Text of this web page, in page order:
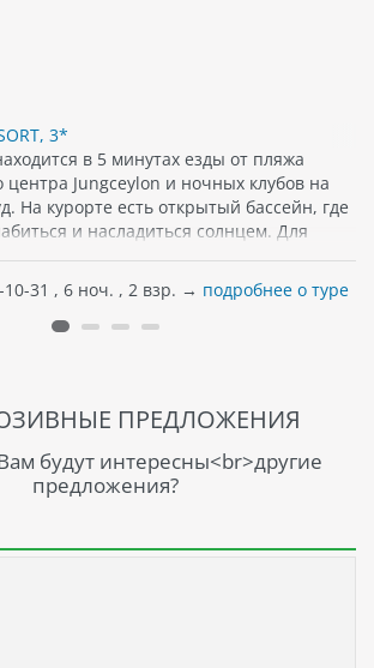
3*
в 5 минутах езды от пляжа
центра Jungceylon и ночных клубов на
На курорте есть открытый бассейн, где
и насладиться солнцем. Для
номера, которые оснащены
спутниковым/кабельным
Бесплатный Wi-Fi
на всей территории отеля, что позволяет
кухни в ресторане у бассейна. Можно
поездки к различным
10-31 , 6 ноч. , 2 взр. → подробнее о туре
ПРЕДЛОЖЕНИЯ
будут интересны<br>другие
предложения?